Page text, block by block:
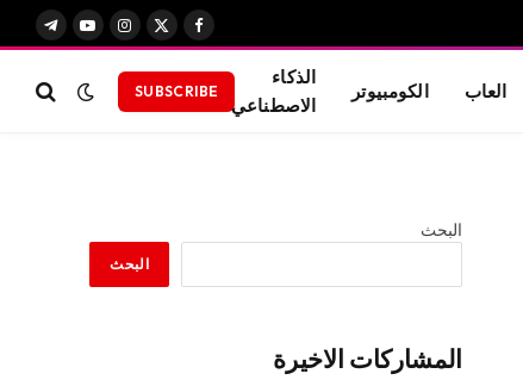
فيسبوك
X
الانستغرام
يوتيوبتيلقرام
العاب الكومبيوتر
الذكاء
الاصطناعي
SUBSCRIBE
البحث
البحث
المشاركات الاخيرة